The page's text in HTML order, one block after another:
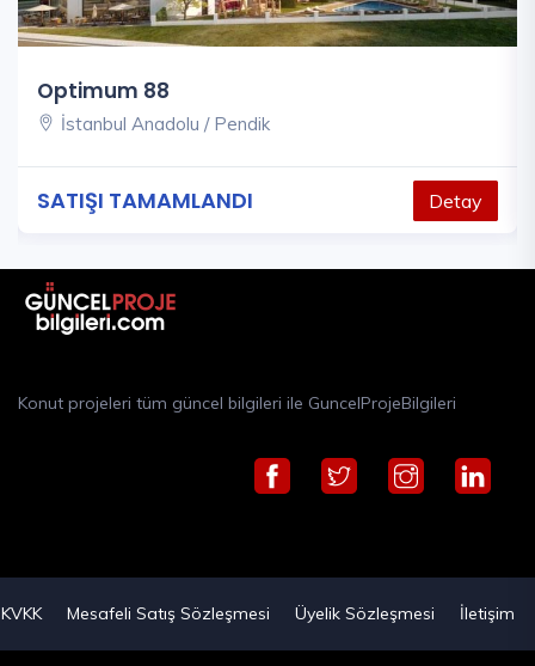
Optimum 88
İstanbul Anadolu / Pendik
SATIŞI TAMAMLANDI Detay
Konut projeleri tüm güncel bilgileri ile GuncelProjeBilgileri
KVKK Mesafeli Satış Sözleşmesi Üyelik Sözleşmesi İletişim